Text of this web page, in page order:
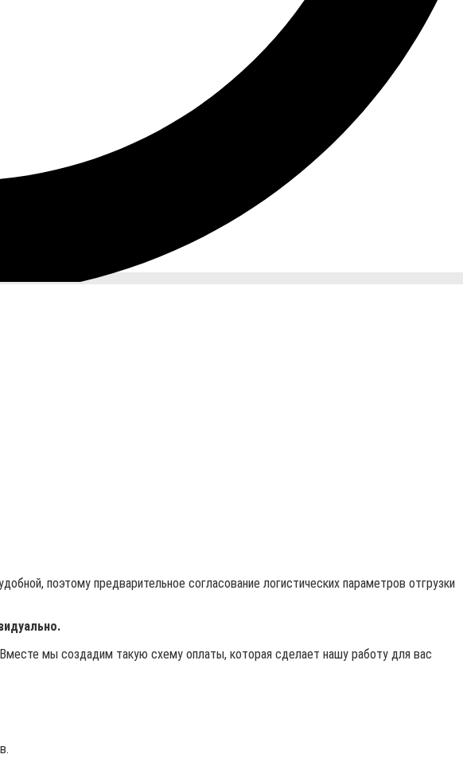
поэтому предварительное согласование логистических параметров отгрузки
мы создадим такую схему оплаты, которая сделает нашу работу для вас